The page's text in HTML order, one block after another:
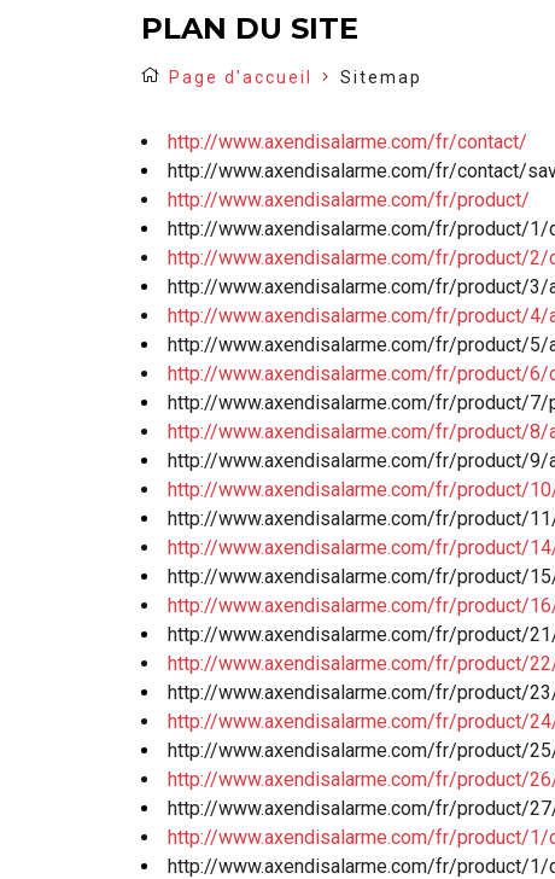
PLAN DU SITE
Page d'accueil Sitemap
http://www.axendisalarme.com/fr/contact/
http://www.axendisalarme.com/fr/contact/
http://www.axendisalarme.com/fr/product/
http://www.axendisalarme.com/fr/product/1/
http://www.axendisalarme.com/fr/product/
http://www.axendisalarme.com/fr/product/3/
http://www.axendisalarme.com/fr/product/4/
http://www.axendisalarme.com/fr/product/
http://www.axendisalarme.com/fr/product/
http://www.axendisalarme.com/fr/product/7/
http://www.axendisalarme.com/fr/product/
http://www.axendisalarme.com/fr/product/9/
http://www.axendisalarme.com/fr/product/
http://www.axendisalarme.com/fr/product/
http://www.axendisalarme.com/fr/product/
http://www.axendisalarme.com/fr/product/
http://www.axendisalarme.com/fr/product/
http://www.axendisalarme.com/fr/product/
http://www.axendisalarme.com/fr/product/
http://www.axendisalarme.com/fr/product/
http://www.axendisalarme.com/fr/product/
http://www.axendisalarme.com/fr/product/
http://www.axendisalarme.com/fr/product/
http://www.axendisalarme.com/fr/product/
http://www.axendisalarme.com/fr/product/1/
http://www.axendisalarme.com/fr/product/